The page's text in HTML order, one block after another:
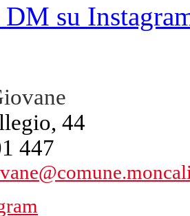
su
44
447